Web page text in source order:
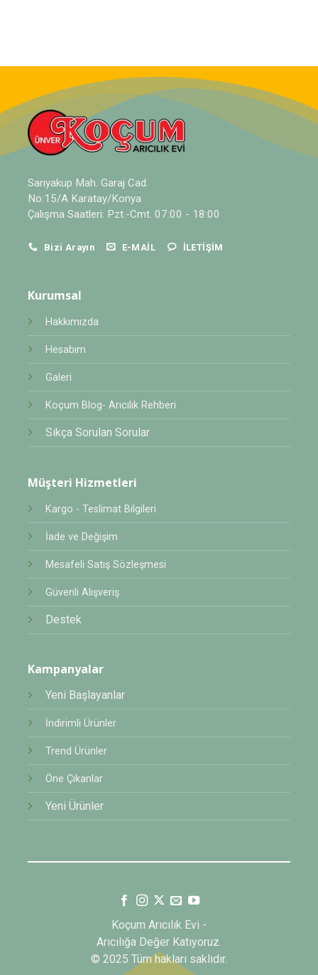
Sarıyakup Mah. Garaj Cad.
No:15/A Karatay/Konya
Çalışma Saatleri: Pzt.-Cmt. 07:00 - 18:00
Bizi Arayın E-MAIL İLETIŞIM
Kurumsal
Hakkımızda
Hesabım
Galeri
Koçum Blog- Arıcılık Rehberi
Sıkça Sorulan Sorular
Müşteri Hizmetleri
Kargo - Teslimat Bilgileri
İade ve Değişim
Mesafeli Satış Sözleşmesi
Güvenli Alışveriş
Destek
Kampanyalar
Yeni Başlayanlar
İndirimli Ürünler
Trend Ürünler
Öne Çıkanlar
Yeni Ürünler
Koçum Arıcılık Evi -
Arıcılığa Değer Katıyoruz.
© 2025 Tüm hakları saklıdır.